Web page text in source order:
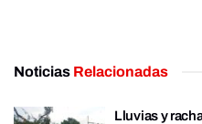
Noticias Relacionadas
Lluvias y